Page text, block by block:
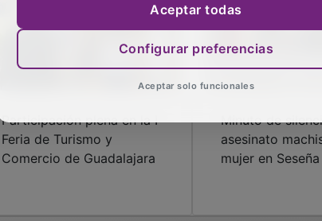
Participación plena en la I
Feria de Turismo y
Comercio de Guadalajara
Minuto de
asesinato
mujer en Seseña
Aceptar todas
Configurar preferencias
Aceptar solo funcionales